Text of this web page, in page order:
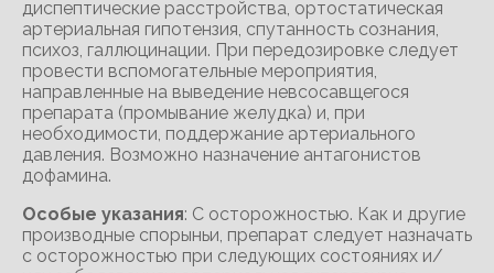
диспептические расстройства, ортостатическая
артериальная гипотензия, спутанность сознания,
психоз, галлюцинации. При передозировке следует
провести вспомогательные мероприятия,
направленные на выведение невсосавщегося
препарата (промывание желудка) и, при
необходимости, поддержание артериального
давления. Возможно назначение антагонистов
дофамина.
Особые указания: С осторожностью. Как и другие
производные спорыньи, препарат следует назначать
с осторожностью при следующих состояниях и/